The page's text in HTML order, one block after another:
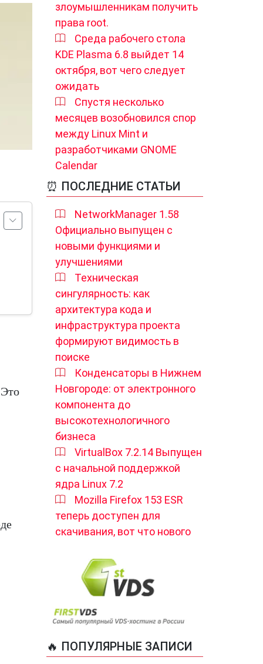
злоумышленникам получить
права root.
Среда рабочего стола
KDE Plasma 6.8 выйдет 14
октября, вот чего следует
ожидать
Спустя несколько
месяцев возобновился спор
между Linux Mint и
разработчиками GNOME
Calendar
⏰ ПОСЛЕДНИЕ СТАТЬИ
NetworkManager 1.58
Официально выпущен с
новыми функциями и
улучшениями
Техническая
сингулярность: как
архитектура кода и
инфраструктура проекта
формируют видимость в
поиске
Конденсаторы в Нижнем
Новгороде: от электронного
компонента до
высокотехнологичного
бизнеса
VirtualBox 7.2.14 Выпущен
с начальной поддержкой
ядра Linux 7.2
Mozilla Firefox 153 ESR
теперь доступен для
скачивания, вот что нового
🔥 ПОПУЛЯРНЫЕ ЗАПИСИ